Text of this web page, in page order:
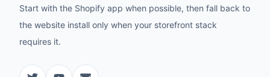
Start with the Shopify app when possible, then fall back to
the website install only when your storefront stack
requires it.